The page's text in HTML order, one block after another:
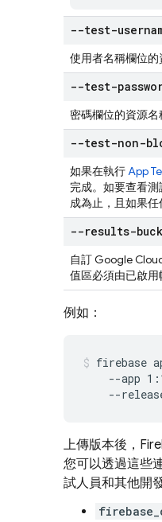
--test-
使用者名稱欄位
--test-
密碼欄位的資源
--test-non-
如果在執行App
完成。如要查看
成為止，且如果任
--results-
自訂 Google
值區必須由已啟
例如：
firebase
--app
--
上傳版本後，
您可以透過這些
試人員和其他開